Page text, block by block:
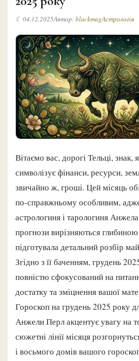
☾ 04.12.2025Автор:blackmagАстрологія
Вітаємо вас, дорогі Тельці, знак,
символізує фінанси, ресурси,
звичайно ж, гроші. Цей місяць
по-справжньому особливим,
астрологиня і тарологиня
прогнози вирізняються глибиною
підготувала детальний розбір
Згідно з її баченням, грудень
повністю сфокусований на
достатку та зміцнення вашої
Гороскоп на грудень 2025 року
Анжели Перл акцентує увагу на
сюжетні лінії місяця
і восьмого домів вашого